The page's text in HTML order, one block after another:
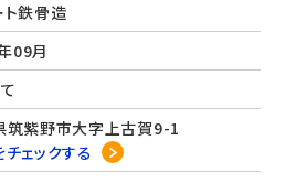
ト鉄骨造
09月
筑紫野市大字上古賀9-1
ェックする